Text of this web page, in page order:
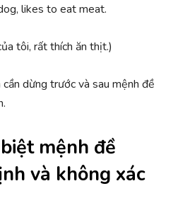
likes to eat meat.
tôi, rất thích ăn thịt.)
dừng trước và sau mệnh đề
mệnh đề
và không xác